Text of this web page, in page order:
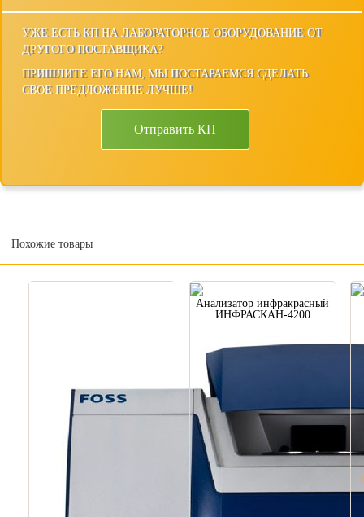
УЖЕ ЕСТЬ КП НА ЛАБОРАТОРНОЕ ОБОРУДОВАНИЕ ОТ
ДРУГОГО ПОСТАВЩИКА?
ПРИШЛИТЕ ЕГО НАМ, МЫ ПОСТАРАЕМСЯ СДЕЛАТЬ
СВОЕ ПРЕДЛОЖЕНИЕ ЛУЧШЕ!
Отправить КП
Похожие товары
Анализатор инфракрасный
ИНФРАСКАН-4200